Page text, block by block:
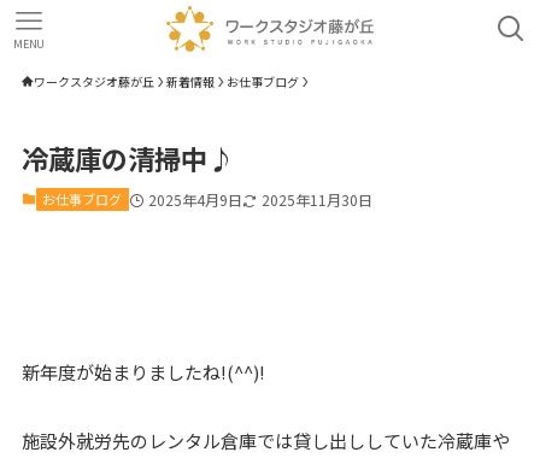
MENU
ワークスタジオ藤が丘 新着情報 お仕事ブログ
冷蔵庫の清掃中♪
お仕事ブログ 2025年4月9日 2025年11月30日
新年度が始まりましたね!(^^)!
施設外就労先のレンタル倉庫では貸し出ししていた冷蔵庫や